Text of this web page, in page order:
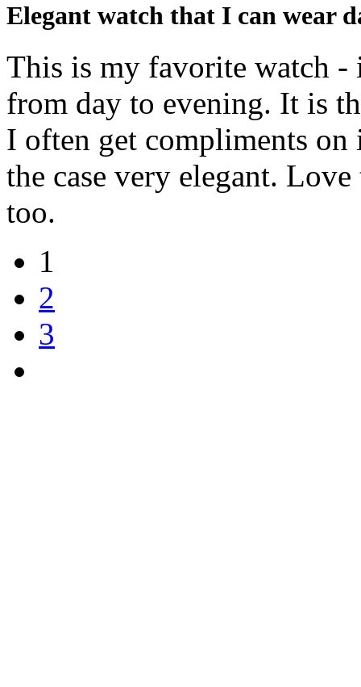
Elegant watch that I can wear
This is my favorite watch -
from day to evening. It is
I often get compliments
the case very elegant.
too.
1
2
3